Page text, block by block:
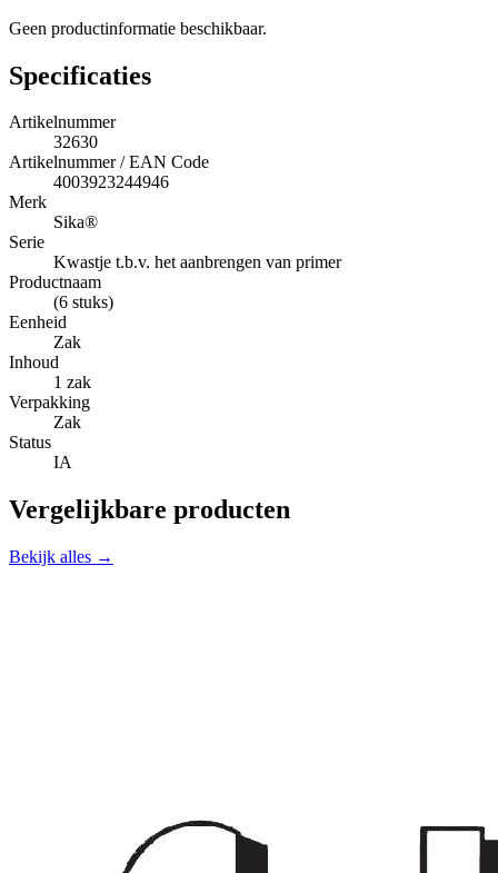
Geen productinformatie beschikbaar.
Specificaties
Artikelnummer
32630
Artikelnummer / EAN Code
4003923244946
Merk
Sika®
Serie
Kwastje t.b.v. het aanbrengen van primer
Productnaam
(6 stuks)
Eenheid
Zak
Inhoud
1 zak
Verpakking
Zak
Status
IA
Vergelijkbare producten
Bekijk alles →